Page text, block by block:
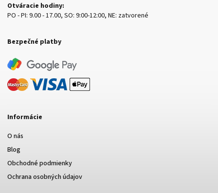
Otváracie hodiny:
PO - PI: 9.00 - 17.00, SO: 9:00-12:00, NE: zatvorené
Bezpečné platby
Informácie
O nás
Blog
Obchodné podmienky
Ochrana osobných údajov